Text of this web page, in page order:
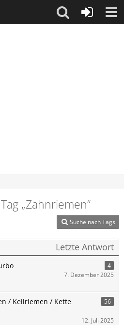
„Zahnriemen“
Suche nach Tags
Letzte Antwort
4
7. Dezember 2025
/ Keilriemen / Kette
56
12. Juli 2025